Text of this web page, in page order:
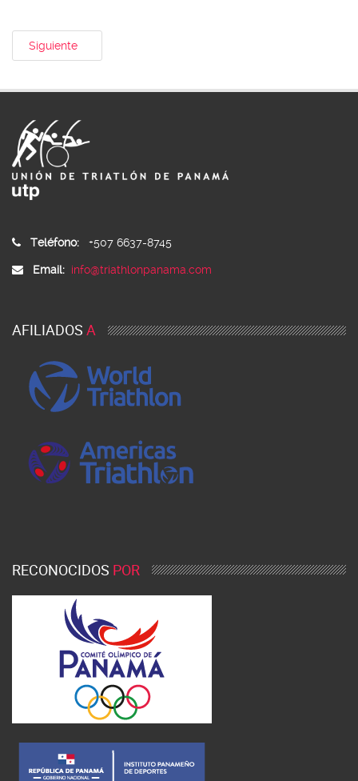
Siguiente
Teléfono: +507 6637-8745
Email: info@triathlonpanama.com
AFILIADOS A
RECONOCIDOS POR